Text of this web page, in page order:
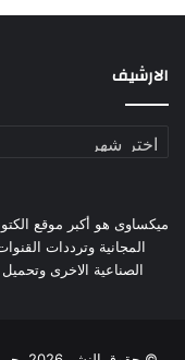
الارشيف
الارشيف
ميكساوى هو أكبر موقع
المجانية وترددات
الصناعية الاخرى